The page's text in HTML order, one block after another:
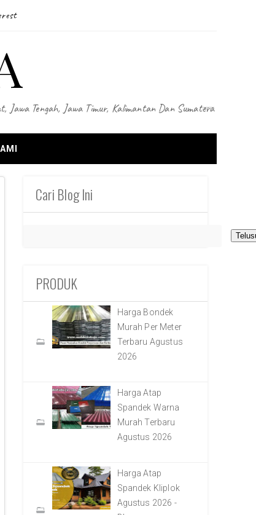
Jawa Tengah, Jawa Timur, Kalimantan Dan Sumatera
Cari Blog Ini
PRODUK
Harga Bondek
Murah Per Meter
Terbaru Agustus
2026
Harga Atap
Spandek Warna
Murah Terbaru
Agustus 2026
Harga Atap
Spandek Kliplok
Agustus 2026 -